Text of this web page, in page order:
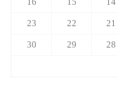
21
22
23
28
29
30